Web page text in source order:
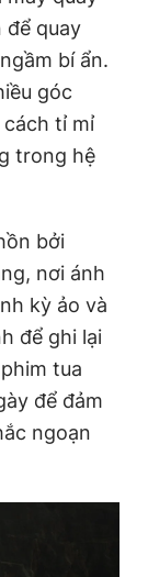
để quay
bí ẩn.
góc
cách tỉ mỉ
trong hệ
bởi
nơi ánh
kỳ ảo và
để ghi lại
tua
để đảm
ngoạn